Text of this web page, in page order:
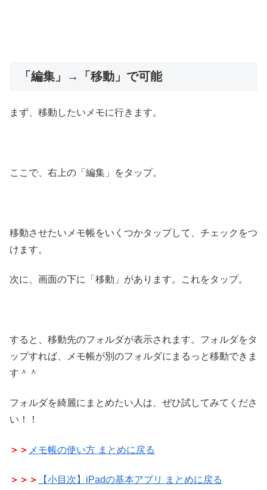
「編集」→「移動」で可能
まず、移動したいメモに行きます。
ここで、右上の「編集」をタップ。
移動させたいメモ帳をいくつかタップして、チェックをつ
けます。
次に、画面の下に「移動」があります。これをタップ。
すると、移動先のフォルダが表示されます。フォルダをタ
ップすれば、メモ帳が別のフォルダにまるっと移動できま
す＾＾
フォルダを綺麗にまとめたい人は、ぜひ試してみてくださ
い！！
＞＞ メモ帳の使い方 まとめに戻る
＞＞＞ 【小目次】iPadの基本アプリ まとめに戻る